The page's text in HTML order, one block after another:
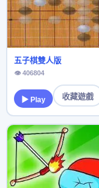
五子棋雙人版
👁 406804
▶ Play 收藏遊戲